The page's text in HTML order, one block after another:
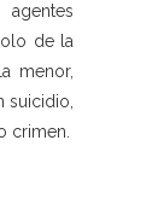
de la
menor,
suicidio,
crimen.